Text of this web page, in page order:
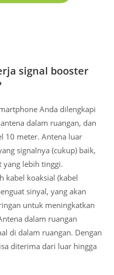
signal booster
Anda dilengkapi
dalam ruangan, dan
10 meter. Antena luar
signalnya (cukup) baik,
yang lebih tinggi.
kabel koaksial (kabel
sinyal, yang akan
untuk meningkatkan
dalam ruangan
di dalam ruangan. Dengan
diterima dari luar hingga